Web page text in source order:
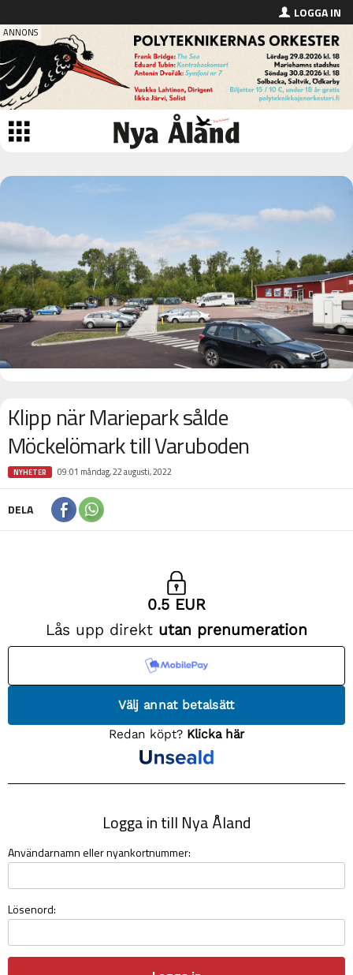
LOGGA IN
Klipp när Mariepark sålde
Möckelömark till Varuboden
NYHETER 09:01 måndag, 22 augusti, 2022
DELA